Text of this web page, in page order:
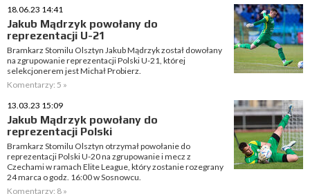
18.06.23 14:41
Jakub Mądrzyk powołany do
reprezentacji U-21
Bramkarz Stomilu Olsztyn Jakub Mądrzyk został dowołany
na zgrupowanie reprezentacji Polski U-21, której
selekcjonerem jest Michał Probierz.
Komentarzy: 5 »
13.03.23 15:09
Jakub Mądrzyk powołany do
reprezentacji Polski
Bramkarz Stomilu Olsztyn otrzymał powołanie do
reprezentacji Polski U-20 na zgrupowanie i mecz z
Czechami w ramach Elite League, który zostanie rozegrany
24 marca o godz. 16:00 w Sosnowcu.
Komentarzy: 8 »